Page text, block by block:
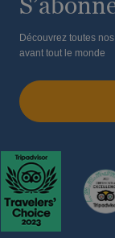
Magic
Show
Découvrez toutes
avant tout le monde